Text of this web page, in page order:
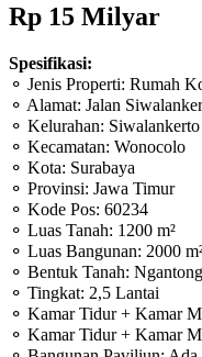
Rp 15 Milyar
Spesifikasi:
⚬ Jenis Properti: Rumah
⚬ Alamat: Jalan
⚬ Kelurahan: Siwalankerto
⚬ Kecamatan: Wonocolo
⚬ Kota: Surabaya
⚬ Provinsi: Jawa Timur
⚬ Kode Pos: 60234
⚬ Luas Tanah: 1200 m²
⚬ Luas Bangunan: 2000
⚬ Bentuk Tanah: Ngantong
⚬ Tingkat: 2,5 Lantai
⚬ Kamar Tidur + Kamar
⚬ Kamar Tidur + Kamar